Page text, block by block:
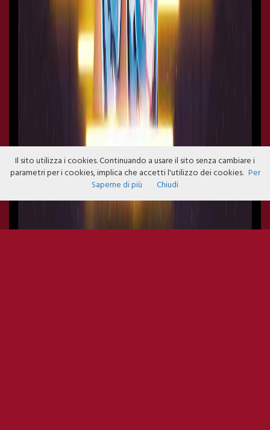
Il sito utilizza i cookies. Continuando a usare il sito senza cambiare i
parametri per i cookies, implica che accetti l'utilizzo dei cookies. Per
Saperne di più
Chiudi